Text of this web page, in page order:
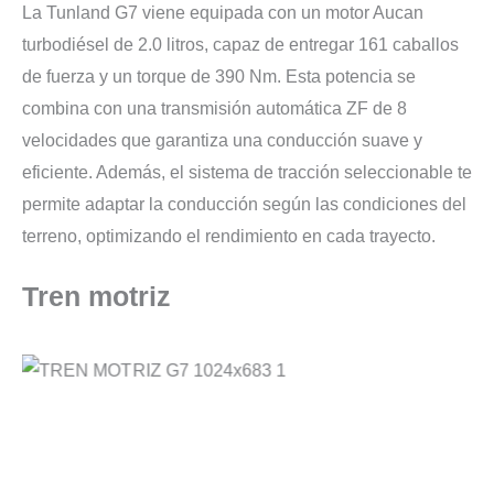
Tren motriz
La Tunland G7 viene equipada con un motor Aucan
turbodiésel de 2.0 litros, capaz de entregar 161 caballos
de fuerza y un torque de 390 Nm. Esta potencia se
combina con una transmisión automática ZF de 8
velocidades que garantiza una conducción suave y
eficiente. Además, el sistema de tracción seleccionable te
permite adaptar la conducción según las condiciones del
terreno, optimizando el rendimiento en cada trayecto.